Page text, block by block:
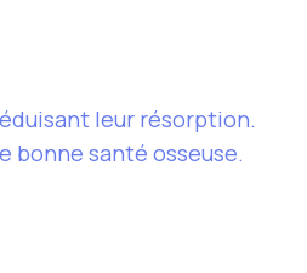
leur résorption.
bonne santé osseuse.